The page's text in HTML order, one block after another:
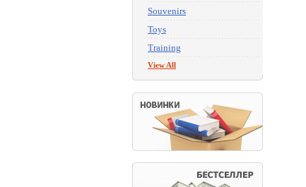
Souvenirs
Toys
Training
View All